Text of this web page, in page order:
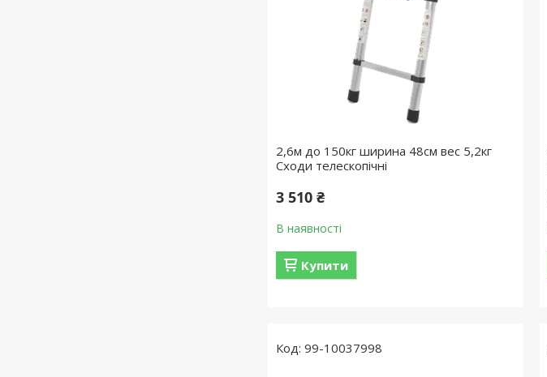
2,6м до 150кг ширина 48см вес 5,2кг
Сходи телескопічні
3 510 ₴
В наявності
Купити
99-10037998